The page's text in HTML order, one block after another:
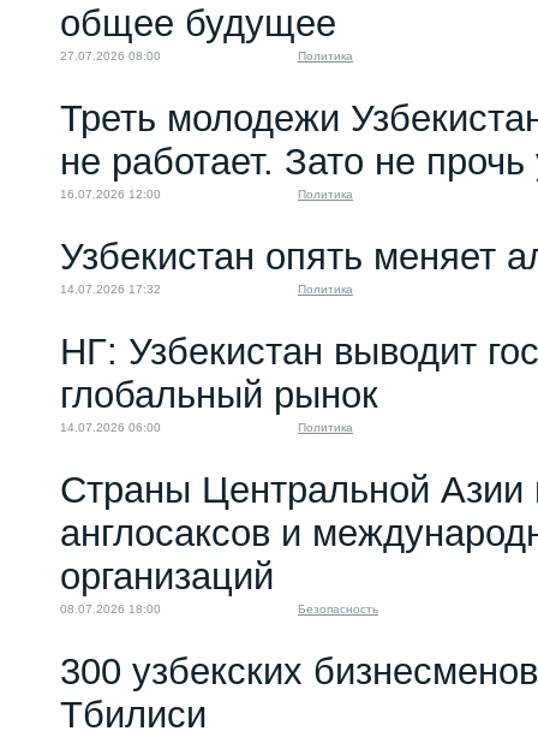
21.07.2022 17:37
общее будущее
27.07.2026 08:00 Политика
Треть молодежи
не работает. Зато не
16.07.2026 12:00 Политика
Узбекистан опять меняет
14.07.2026 17:32 Политика
НГ: Узбекистан выводит
глобальный рынок
14.07.2026 06:00 Политика
Страны Центральной Азии
англосаксов и
организаций
08.07.2026 18:00 Безопасность
300 узбекских
Тбилиси